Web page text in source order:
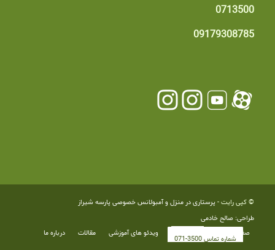
0713500
09179308785
© کپی رایت -پرستاری در منزل و آمبولانس خصوصی پارسه شیراز
طراحی: صالح خادمی
صفحه اصلی
ویدئو های آموزشی مقالات درباره ما
شماره تماس 3500-071